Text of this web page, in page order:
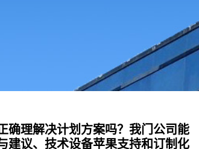
确理解决计划方案吗？我门公司能
建议、技术设备苹果支持和订制化